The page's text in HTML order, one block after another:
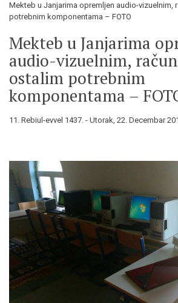
Mekteb u Janjarima opremljen audio-vizuelnim,
potrebnim komponentama – FOTO
Mekteb u Janjarima
audio-vizuelnim,
ostalim potrebnim
komponentama –
11. Rebiul-evvel 1437. - Utorak, 22. Decembar